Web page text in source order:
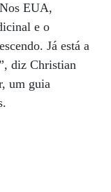
EUA,
e o
Já está a
diz Christian
um guia